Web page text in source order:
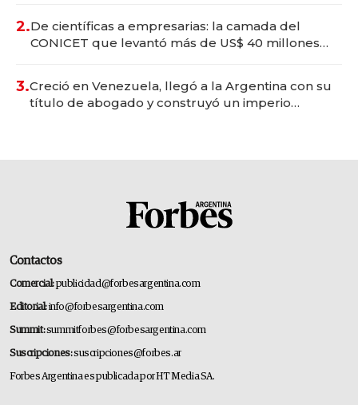
2.De científicas a empresarias: la camada del
CONICET que levantó más de US$ 40 millones
3.Creció en Venezuela, llegó a la Argentina con su
título de abogado y construyó un imperio
Contactos
Comercial:publicidad@forbesargentina.com
Editorial:info@forbesargentina.com
Summit:summitforbes@forbesargentina.com
Suscripciones:suscripciones@forbes.ar
Forbes Argentina es publicada por HT Media SA.